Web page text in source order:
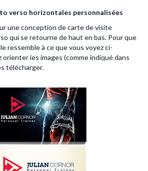
verso horizontales personnalisées
une conception de carte de visite
qui se retourne de haut en bas. Pour que
ressemble à ce que vous voyez ci-
orienter les images (comme indiqué dans
télécharger.